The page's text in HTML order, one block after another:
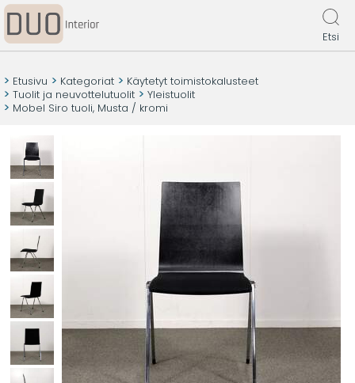
Etsi
Etusivu Kategoriat
Käytetyt toimistokalusteet
Tuolit ja neuvottelutuolit
Yleistuolit
Mobel Siro tuoli, Musta / kromi